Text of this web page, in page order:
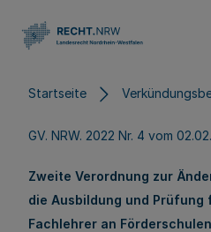
Startseite
GV. NRW. 2022 Nr. 4 vom
Zweite Verordnung zur
die Ausbildung und
Fachlehrer an